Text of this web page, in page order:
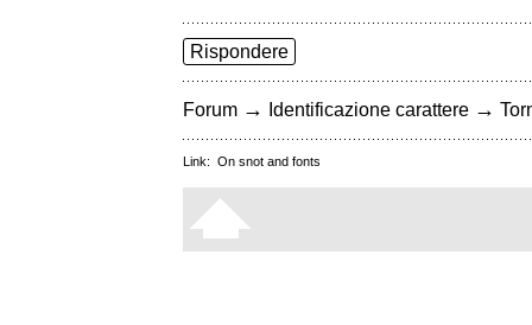
Rispondere
Forum → Identificazione carattere →
Link: On snot and fonts